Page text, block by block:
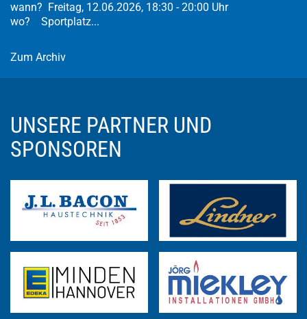
wann? Freitag, 12.06.2026, 18:30 - 20:00 Uhr
wo? Sportplatz...
Zum Archiv
UNSERE PARTNER UND
SPONSOREN